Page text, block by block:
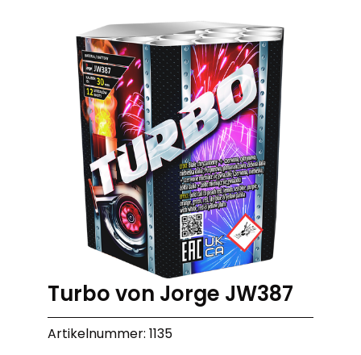
Turbo von Jorge JW387
Artikelnummer: 1135